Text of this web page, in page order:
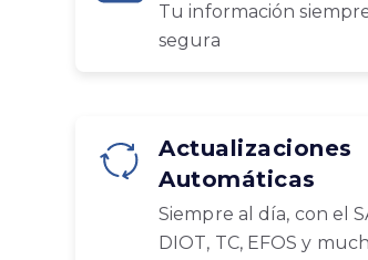
Tu información
segura
Actualizaciones
Automáticas
Siempre al día, con el
DIOT, TC, EFOS y